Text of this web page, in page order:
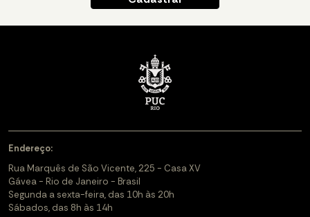
Endereço:
Rua Marquês de São Vicente, 225 - Casa XV
Gávea - Rio de Janeiro - Brasil
Segunda a sexta-feira, das 10h às 20h
Sábados, das 8h às 14h